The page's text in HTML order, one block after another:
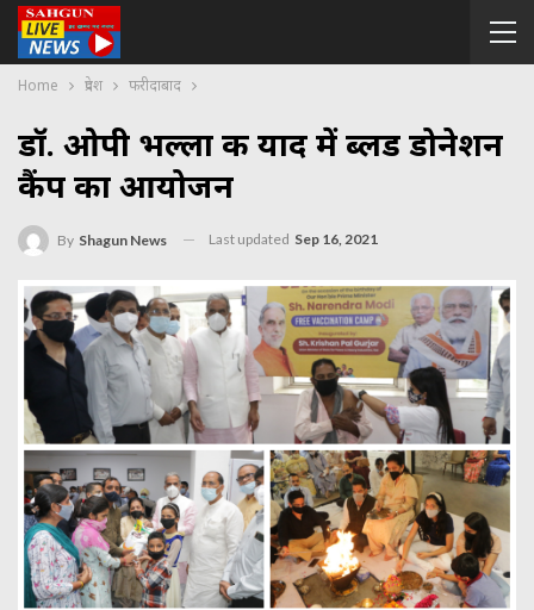
Home प्रदेश फरीदाबाद
डॉ. ओपी भल्ला की याद में ब्लड डोनेशन
कैंप का आयोजन
By Shagun News Last updated Sep 16, 2021